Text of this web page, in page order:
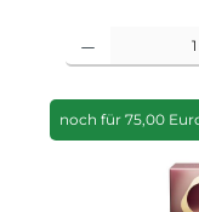
Produkt Anzahl:
noch für 75,00